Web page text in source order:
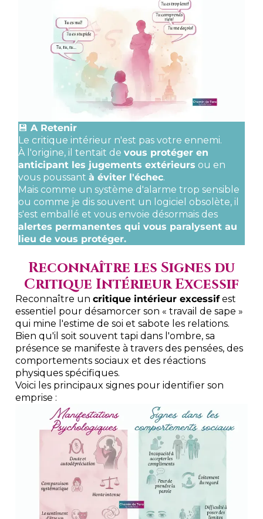
💾 A Retenir
Le critique intérieur n'est pas votre ennemi.
À l'origine, il tentait de vous protéger en
anticipant les jugements extérieurs ou en
vous poussant à éviter l'échec.
Mais comme un système d'alarme trop sensible
ou comme je dis souvent un logiciel obsolète, il
s'est emballé et vous envoie désormais des
alertes permanentes qui vous paralysent au
lieu de vous protéger.
Reconnaître les Signes du
Critique Intérieur Excessif
Reconnaître un critique intérieur excessifest
essentiel pour désamorcer son « travail de sape »
qui mine l'estime de soi et sabote les relations.
Bien qu'il soit souvent tapi dans l'ombre, sa
présence se manifeste à travers des pensées, des
comportements sociaux et des réactions
physiques spécifiques.
Voici les principaux signes pour identifier son
emprise :